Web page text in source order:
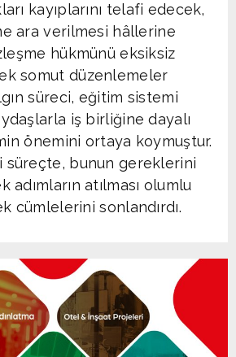
kayıplarını telafi edecek,
ara verilmesi hâllerine
hükmünü eksiksiz
somut düzenlemeler
süreci, eğitim sistemi
iş birliğine dayalı
önemini ortaya koymuştur.
süreçte, bunun gereklerini
atılması olumlu
cümlelerini sonlandırdı.